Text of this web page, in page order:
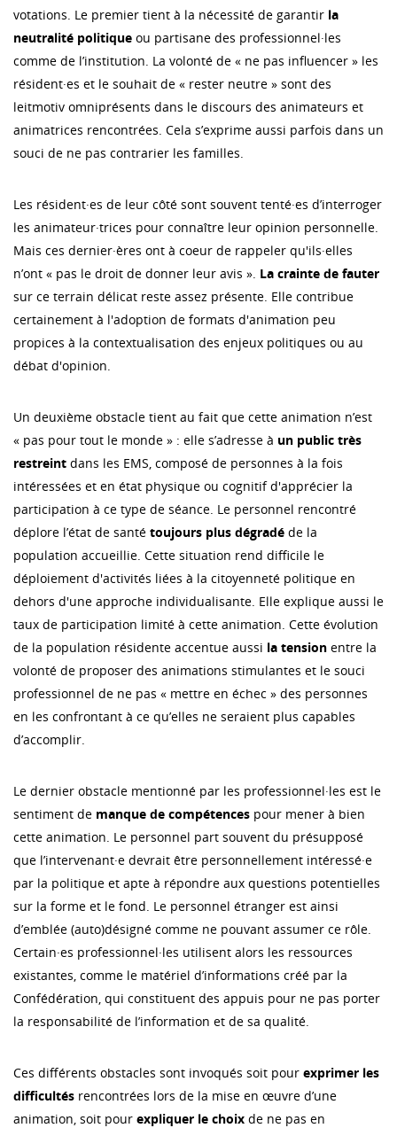
votations. Le premier tient à la nécessité de garantir la
neutralité politique ou partisane des professionnel·les
comme de l’institution. La volonté de « ne pas influencer » les
résident·es et le souhait de « rester neutre » sont des
leitmotiv omniprésents dans le discours des animateurs et
animatrices rencontrées. Cela s’exprime aussi parfois dans un
souci de ne pas contrarier les familles.
Les résident·es de leur côté sont souvent tenté·es d’interroger
les animateur·trices pour connaître leur opinion personnelle.
Mais ces dernier·ères ont à coeur de rappeler qu'ils·elles
n’ont « pas le droit de donner leur avis ». La crainte de fauter
sur ce terrain délicat reste assez présente. Elle contribue
certainement à l'adoption de formats d'animation peu
propices à la contextualisation des enjeux politiques ou au
débat d'opinion.
Un deuxième obstacle tient au fait que cette animation n’est
« pas pour tout le monde » : elle s’adresse à un public très
restreint dans les EMS, composé de personnes à la fois
intéressées et en état physique ou cognitif d'apprécier la
participation à ce type de séance. Le personnel rencontré
déplore l’état de santé toujours plus dégradé de la
population accueillie. Cette situation rend difficile le
déploiement d'activités liées à la citoyenneté politique en
dehors d'une approche individualisante. Elle explique aussi le
taux de participation limité à cette animation. Cette évolution
de la population résidente accentue aussi la tension entre la
volonté de proposer des animations stimulantes et le souci
professionnel de ne pas « mettre en échec » des personnes
en les confrontant à ce qu’elles ne seraient plus capables
d’accomplir.
Le dernier obstacle mentionné par les professionnel·les est le
sentiment de manque de compétences pour mener à bien
cette animation. Le personnel part souvent du présupposé
que l’intervenant·e devrait être personnellement intéressé·e
par la politique et apte à répondre aux questions potentielles
sur la forme et le fond. Le personnel étranger est ainsi
d’emblée (auto)désigné comme ne pouvant assumer ce rôle.
Certain·es professionnel·les utilisent alors les ressources
existantes, comme le matériel d’informations créé par la
Confédération, qui constituent des appuis pour ne pas porter
la responsabilité de l’information et de sa qualité.
Ces différents obstacles sont invoqués soit pour exprimer les
difficultés rencontrées lors de la mise en œuvre d’une
animation, soit pour expliquer le choix de ne pas en